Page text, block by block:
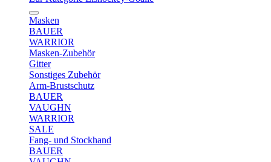
Masken
BAUER
WARRIOR
Masken-Zubehör
Gitter
Sonstiges Zubehör
Arm-Brustschutz
BAUER
VAUGHN
WARRIOR
SALE
Fang- und Stockhand
BAUER